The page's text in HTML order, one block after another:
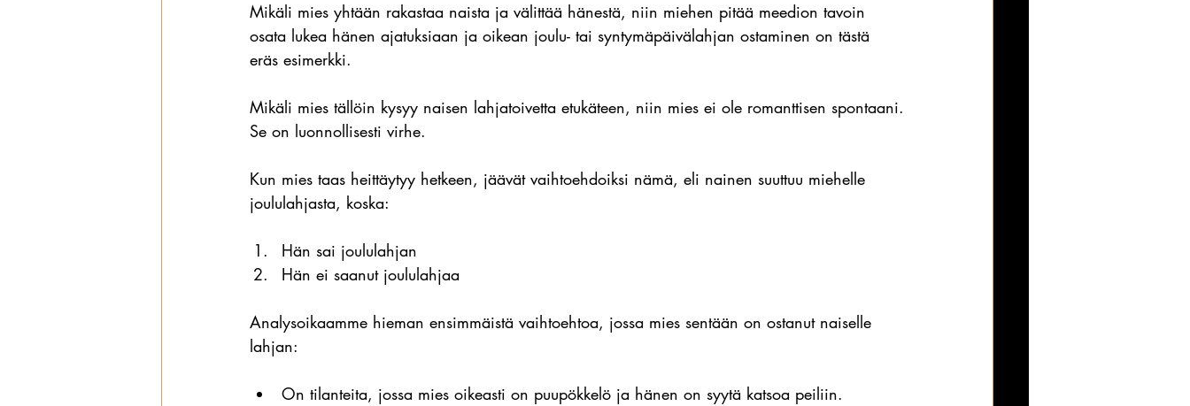
Mikäli mies yhtään rakastaa naista ja välittää hänestä, niin miehen pitää meedion tavoin
osata lukea hänen ajatuksiaan ja oikean joulu- tai syntymäpäivälahjan ostaminen on tästä
eräs esimerkki.
Mikäli mies tällöin kysyy naisen lahjatoivetta etukäteen, niin mies ei ole romanttisen spontaani.
Se on luonnollisesti virhe.
Kun mies taas heittäytyy hetkeen, jäävät vaihtoehdoiksi nämä, eli nainen suuttuu miehelle
joululahjasta, koska:
Hän sai joululahjan
Hän ei saanut joululahjaa
Analysoikaamme hieman ensimmäistä vaihtoehtoa, jossa mies sentään on ostanut naiselle
lahjan:
On tilanteita, jossa mies oikeasti on puupökkelö ja hänen on syytä katsoa peiliin.